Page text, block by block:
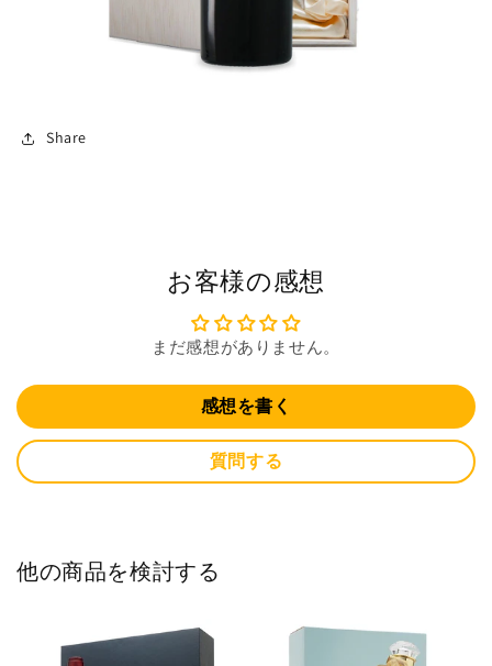
Share
お客様の感想
まだ感想がありません。
感想を書く
質問する
他の商品を検討する